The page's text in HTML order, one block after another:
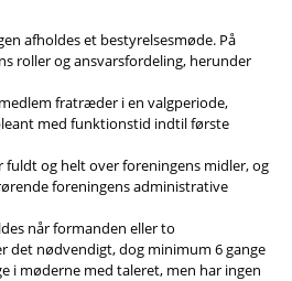
afholdes et bestyrelsesmøde. På
roller og ansvarsfordeling, herunder
fratræder i en valgperiode,
med funktionstid indtil første
fuldt og helt over foreningens midler, og
foreningens administrative
når formanden eller to
det nødvendigt, dog minimum 6 gange
i møderne med taleret, men har ingen